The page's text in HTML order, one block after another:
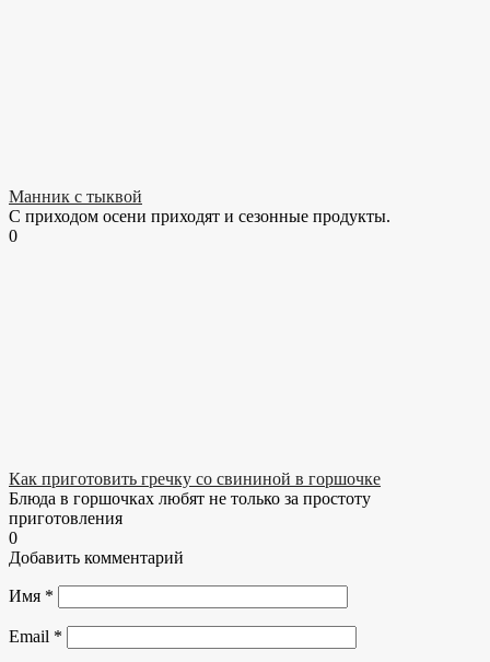
Манник с тыквой
С приходом осени приходят и сезонные продукты.
0
Как приготовить гречку со свининой в горшочке
Блюда в горшочках любят не только за простоту
приготовления
0
Добавить комментарий
Имя *
Email *